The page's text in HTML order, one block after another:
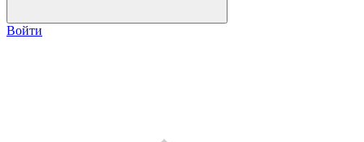
Войти